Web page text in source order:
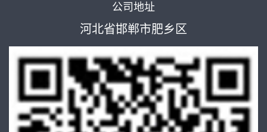
公司地址
河北省邯郸市肥乡区